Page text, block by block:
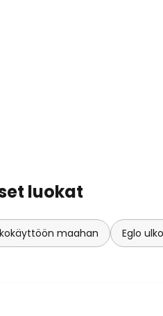
luokat
maahan Eglo